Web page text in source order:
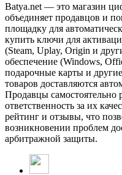
Batya.net — это магазин
объединяет продавцов и
площадку для
купить ключи для
(Steam, Uplay, Origin и
обеспечение (Windows,
подарочные карты и
товаров доставляются
Продавцы самостоятельно
ответственность за их
рейтинг и отзывы, что
возникновении проблем
арбитражной защиты.